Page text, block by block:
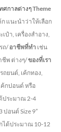
ศกาลต่างๆTheme
ก แนะนำว่าให้เลือก
ป๋า, เครื่องสำอาง,
ถ/อาชีพที่ทำ เช่น
ชีพ ต่างๆ/ของที่เรา
ถยนต์, เค้กทอง,
กปอนด์ หรือ
ด้ประมาณ 2-4
ปอนด์ Size 9”
ได้ประมาณ 10-12